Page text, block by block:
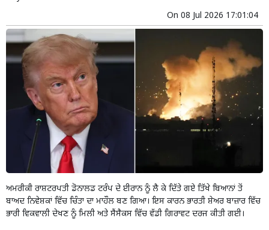
On 08 Jul 2026 17:01:04
ਅਮਰੀਕੀ ਰਾਸ਼ਟਰਪਤੀ ਡੋਨਾਲਡ ਟਰੰਪ ਦੇ ਈਰਾਨ ਨੂੰ ਲੈ ਕੇ ਦਿੱਤੇ ਗਏ ਤਿੱਖੇ ਬਿਆਨਾਂ ਤੋਂ
ਬਾਅਦ ਨਿਵੇਸ਼ਕਾਂ ਵਿੱਚ ਚਿੰਤਾ ਦਾ ਮਾਹੌਲ ਬਣ ਗਿਆ। ਇਸ ਕਾਰਨ ਭਾਰਤੀ ਸ਼ੇਅਰ ਬਾਜ਼ਾਰ ਵਿੱਚ
ਭਾਰੀ ਵਿਕਵਾਲੀ ਦੇਖਣ ਨੂੰ ਮਿਲੀ ਅਤੇ ਸੈਂਸੈਕਸ ਵਿੱਚ ਵੱਡੀ ਗਿਰਾਵਟ ਦਰਜ ਕੀਤੀ ਗਈ।